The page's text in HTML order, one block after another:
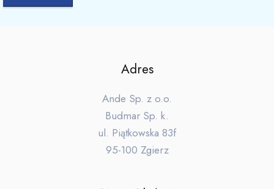
Adres
Ande Sp. z o.o.
Budmar Sp. k.
ul. Piątkowska 83f
95-100 Zgierz